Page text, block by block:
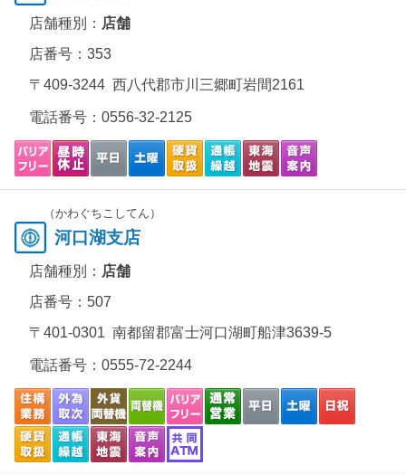
店舗種別： 店舗
店番号：353
〒409-3244 西八代郡市川三郷町岩間2161
電話番号： 0556-32-2125
（かわぐちこしてん）
河口湖支店
店舗種別： 店舗
店番号：507
〒401-0301 南都留郡富士河口湖町船津3639-5
電話番号： 0555-72-2244